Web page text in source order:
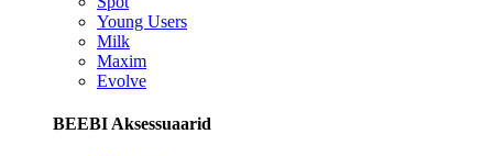
Young Users
Milk
Maxim
Evolve
BEEBI Aksessuaarid